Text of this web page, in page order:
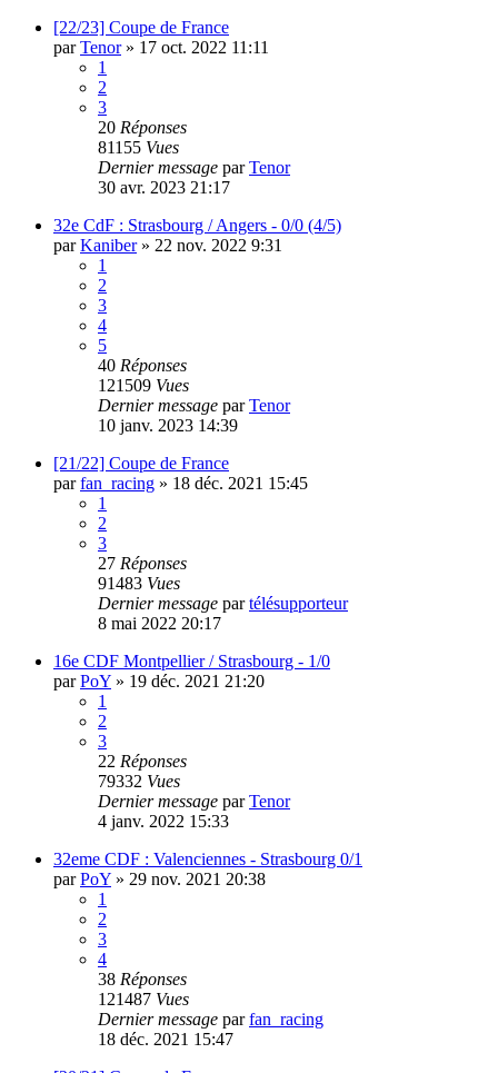
[22/23] Coupe de France
parTenor» 17 oct. 2022 11:11
1
2
3
20 Réponses
81155 Vues
Dernier message parTenor
30 avr. 2023 21:17
32e CdF : Strasbourg / Angers - 0/0 (4/5)
parKaniber» 22 nov. 2022 9:31
1
2
3
4
5
40 Réponses
121509 Vues
Dernier message parTenor
10 janv. 2023 14:39
[21/22] Coupe de France
parfan_racing » 18 déc. 2021 15:45
1
2
3
27 Réponses
91483 Vues
Dernier message partélésupporteur
8 mai 2022 20:17
16e CDF Montpellier / Strasbourg - 1/0
parPoY » 19 déc. 2021 21:20
1
2
3
22 Réponses
79332 Vues
Dernier message parTenor
4 janv. 2022 15:33
32eme CDF : Valenciennes - Strasbourg 0/1
parPoY » 29 nov. 2021 20:38
1
2
3
4
38 Réponses
121487 Vues
Dernier message parfan_racing
18 déc. 2021 15:47